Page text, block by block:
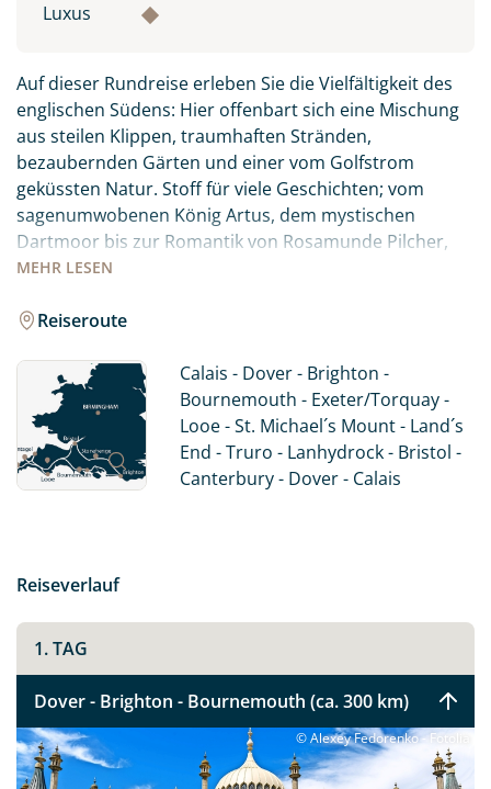
Luxus
MEHR LESEN
Auf dieser Rundreise erleben Sie die Vielfältigkeit des
englischen Südens: Hier offenbart sich eine Mischung
aus steilen Klippen, traumhaften Stränden,
bezaubernden Gärten und einer vom Golfstrom
geküssten Natur. Stoff für viele Geschichten; vom
sagenumwobenen König Artus, dem mystischen
Dartmoor bis zur Romantik von Rosamunde Pilcher,
begegnen dem Lifestyle des einstigen Landadels und
wohnen Sie in ausgewählten B&B´s oder Hotels um die
Schließlich gehört der abendliche Besuch im Pub zu
einer England-Reise dazu...
Reiseroute
Calais - Dover - Brighton -
Bournemouth - Exeter/Torquay -
Looe - St. Michael´s Mount - Land´s
End - Truro - Lanhydrock - Bristol -
Canterbury - Dover - Calais
Reiseverlauf
1. TAG
Dover - Brighton - Bournemouth (ca. 300 km)
© Alexey Fedorenko - Fotolia